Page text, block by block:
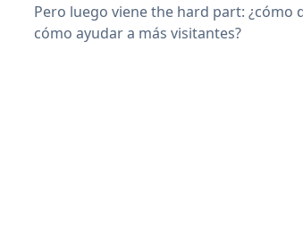
Pero luego viene the hard part: ¿cómo
cómo ayudar a más visitantes?